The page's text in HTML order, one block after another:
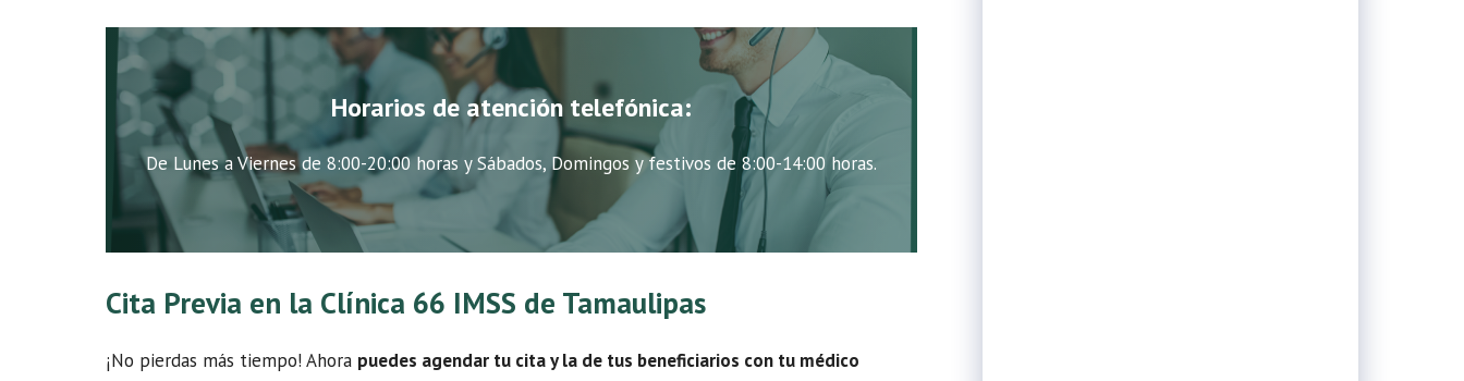
Horarios de atención telefónica:
De Lunes a Viernes de 8:00-20:00 horas y Sábados, Domingos y festivos de 8:00-14:00 horas.
Cita Previa en la Clínica 66 IMSS de Tamaulipas
¡No pierdas más tiempo! Ahora puedes agendar tu cita y la de tus beneficiarios con tu médico